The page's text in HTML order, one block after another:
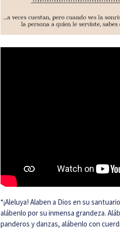
“¡Aleluya! Alaben a Dios en su
alábenlo por su inmensa grandeza.
panderos y danzas, alábenlo con